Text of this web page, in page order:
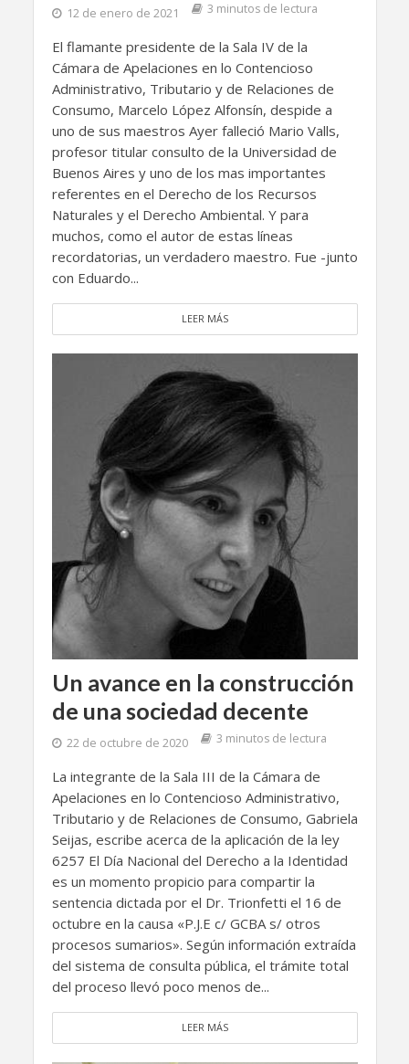
12 de enero de 2021 3 minutos de lectura
El flamante presidente de la Sala IV de la
Cámara de Apelaciones en lo Contencioso
Administrativo, Tributario y de Relaciones de
Consumo, Marcelo López Alfonsín, despide a
uno de sus maestros Ayer falleció Mario Valls,
profesor titular consulto de la Universidad de
Buenos Aires y uno de los mas importantes
referentes en el Derecho de los Recursos
Naturales y el Derecho Ambiental. Y para
muchos, como el autor de estas líneas
recordatorias, un verdadero maestro. Fue -junto
con Eduardo...
LEER MÁS
Un avance en la construcción
de una sociedad decente
22 de octubre de 2020 3 minutos de lectura
La integrante de la Sala III de la Cámara de
Apelaciones en lo Contencioso Administrativo,
Tributario y de Relaciones de Consumo, Gabriela
Seijas, escribe acerca de la aplicación de la ley
6257 El Día Nacional del Derecho a la Identidad
es un momento propicio para compartir la
sentencia dictada por el Dr. Trionfetti el 16 de
octubre en la causa «P.J.E c/ GCBA s/ otros
procesos sumarios». Según información extraída
del sistema de consulta pública, el trámite total
del proceso llevó poco menos de...
LEER MÁS